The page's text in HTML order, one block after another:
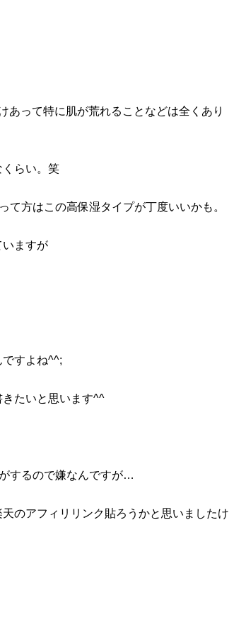
あって特に肌が荒れることなどは全くあり
らい。笑
て方はこの高保湿タイプが丁度いいかも。
いますが
すよね^^;
たいと思います^^
するので嫌なんですが…
のアフィリリンク貼ろうかと思いましたけ